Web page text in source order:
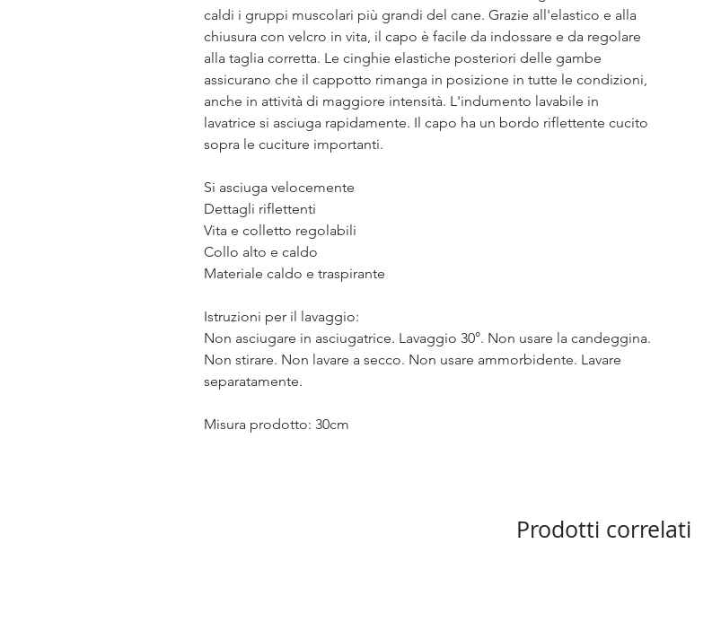
caldi i gruppi muscolari più grandi del cane. Grazie all'elastico e alla
chiusura con velcro in vita, il capo è facile da indossare e da regolare
alla taglia corretta. Le cinghie elastiche posteriori delle gambe
assicurano che il cappotto rimanga in posizione in tutte le condizioni,
anche in attività di maggiore intensità. L'indumento lavabile in
lavatrice si asciuga rapidamente. Il capo ha un bordo riflettente cucito
sopra le cuciture importanti.
Si asciuga velocemente
Dettagli riflettenti
Vita e colletto regolabili
Collo alto e caldo
Materiale caldo e traspirante
Istruzioni per il lavaggio:
Non asciugare in asciugatrice. Lavaggio 30°. Non usare la candeggina.
Non stirare. Non lavare a secco. Non usare ammorbidente. Lavare
separatamente.
Misura prodotto: 30cm
Prodotti correlati